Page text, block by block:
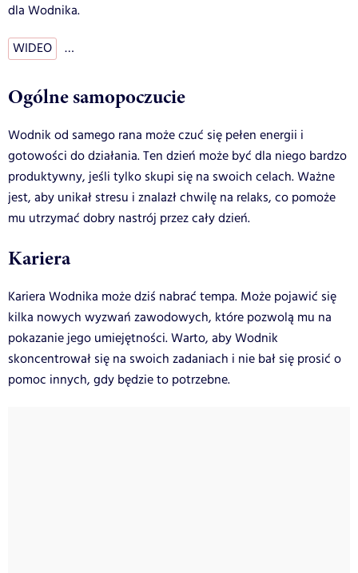
dla Wodnika.
WIDEO …
Ogólne samopoczucie
Wodnik od samego rana może czuć się pełen energii i
gotowości do działania. Ten dzień może być dla niego bardzo
produktywny, jeśli tylko skupi się na swoich celach. Ważne
jest, aby unikał stresu i znalazł chwilę na relaks, co pomoże
mu utrzymać dobry nastrój przez cały dzień.
Kariera
Kariera Wodnika może dziś nabrać tempa. Może pojawić się
kilka nowych wyzwań zawodowych, które pozwolą mu na
pokazanie jego umiejętności. Warto, aby Wodnik
skoncentrował się na swoich zadaniach i nie bał się prosić o
pomoc innych, gdy będzie to potrzebne.